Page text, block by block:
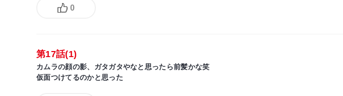
0
第17話(1)
カムラの顔の影、ガタガタやなと思ったら前髪かな笑
仮面つけてるのかと思った